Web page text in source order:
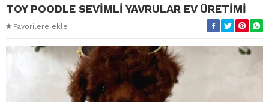
TOY POODLE SEVİMLİ YAVRULAR EV ÜRETİMİ
Favorilere ekle